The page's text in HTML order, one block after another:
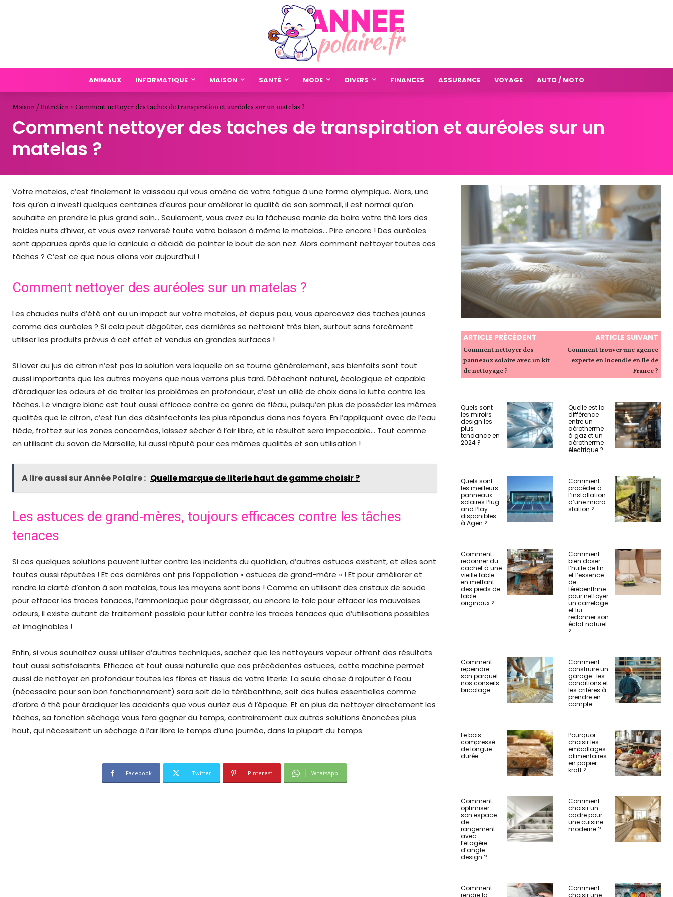
ANIMAUX INFORMATIQUE MAISON SANTÉ MODE DIVERS FINANCES ASSURANCE VOYAGE AUTO / MOTO
Maison / Entretien Comment nettoyer des taches de transpiration et auréoles sur un matelas ?
Comment nettoyer des taches de transpiration et auréoles sur un
matelas ?
Votre matelas, c’est finalement le vaisseau qui vous amène de votre fatigue à une forme olympique. Alors, une
fois qu’on a investi quelques centaines d’euros pour améliorer la qualité de son sommeil, il est normal qu’on
souhaite en prendre le plus grand soin… Seulement, vous avez eu la fâcheuse manie de boire votre thé lors des
froides nuits d’hiver, et vous avez renversé toute votre boisson à même le matelas… Pire encore ! Des auréoles
sont apparues après que la canicule a décidé de pointer le bout de son nez. Alors comment nettoyer toutes ces
tâches ? C’est ce que nous allons voir aujourd’hui !
Comment nettoyer des auréoles sur un matelas ?
Les chaudes nuits d’été ont eu un impact sur votre matelas, et depuis peu, vous apercevez des taches jaunes
comme des auréoles ? Si cela peut dégoûter, ces dernières se nettoient très bien, surtout sans forcément
utiliser les produits prévus à cet effet et vendus en grandes surfaces !
Si laver au jus de citron n’est pas la solution vers laquelle on se tourne généralement, ses bienfaits sont tout
aussi importants que les autres moyens que nous verrons plus tard. Détachant naturel, écologique et capable
d’éradiquer les odeurs et de traiter les problèmes en profondeur, c’est un allié de choix dans la lutte contre les
tâches. Le vinaigre blanc est tout aussi efficace contre ce genre de fléau, puisqu’en plus de posséder les mêmes
qualités que le citron, c’est l’un des désinfectants les plus répandus dans nos foyers. En l’appliquant avec de l’eau
tiède, frottez sur les zones concernées, laissez sécher à l’air libre, et le résultat sera impeccable… Tout comme
en utilisant du savon de Marseille, lui aussi réputé pour ces mêmes qualités et son utilisation !
A lire aussi sur Année Polaire : Quelle marque de literie haut de gamme choisir ?
Les astuces de grand-mères, toujours efficaces contre les tâches
tenaces
Si ces quelques solutions peuvent lutter contre les incidents du quotidien, d’autres astuces existent, et elles sont
toutes aussi réputées ! Et ces dernières ont pris l’appellation « astuces de grand-mère » ! Et pour améliorer et
rendre la clarté d’antan à son matelas, tous les moyens sont bons ! Comme en utilisant des cristaux de soude
pour effacer les traces tenaces, l’ammoniaque pour dégraisser, ou encore le talc pour effacer les mauvaises
odeurs, il existe autant de traitement possible pour lutter contre les traces tenaces que d’utilisations possibles
et imaginables !
Enfin, si vous souhaitez aussi utiliser d’autres techniques, sachez que les nettoyeurs vapeur offrent des résultats
tout aussi satisfaisants. Efficace et tout aussi naturelle que ces précédentes astuces, cette machine permet
aussi de nettoyer en profondeur toutes les fibres et tissus de votre literie. La seule chose à rajouter à l’eau
(nécessaire pour son bon fonctionnement) sera soit de la térébenthine, soit des huiles essentielles comme
d’arbre à thé pour éradiquer les accidents que vous auriez eus à l’époque. Et en plus de nettoyer directement les
tâches, sa fonction séchage vous fera gagner du temps, contrairement aux autres solutions énoncées plus
haut, qui nécessitent un séchage à l’air libre le temps d’une journée, dans la plupart du temps.
Facebook Twitter Pinterest WhatsApp
ARTICLE PRÉCÉDENT
Comment nettoyer des
panneaux solaire avec un kit
de nettoyage ?
ARTICLE SUIVANT
Comment trouver une agence
experte en incendie en Ile de
France ?
Quels sont
les miroirs
design les
plus
tendance en
2024 ?
Quelle est la
différence
entre un
aérotherme
à gaz et un
aérotherme
électrique ?
Quels sont
les meilleurs
panneaux
solaires Plug
and Play
disponibles
à Agen ?
Comment
procéder à
l’installation
d’une micro
station ?
Comment
redonner du
cachet à une
vieille table
en mettant
des pieds de
table
originaux ?
Comment
bien doser
l’huile de lin
et l’essence
de
térébenthine
pour nettoyer
un carrelage
et lui
redonner son
éclat naturel
?
Comment
repeindre
son parquet :
nos conseils
bricolage
Comment
construire un
garage : les
conditions et
les critères à
prendre en
compte
Le bois
compressé
de longue
durée
Pourquoi
choisir les
emballages
alimentaires
en papier
kraft ?
Comment
optimiser
son espace
de
rangement
avec
l’étagère
d’angle
design ?
Comment
choisir un
cadre pour
une cuisine
moderne ?
Comment
rendre la
Comment
choisir une